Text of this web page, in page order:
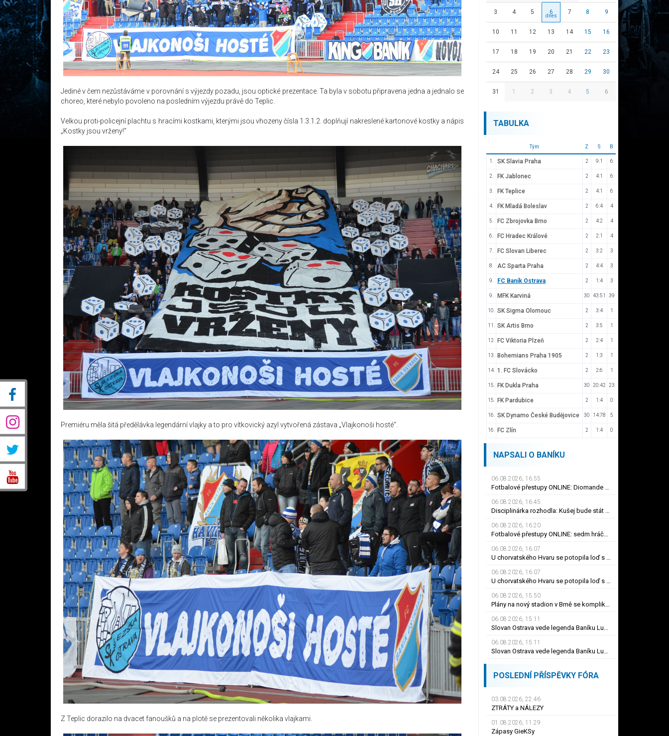
Jediné v čem nezůstáváme v porovnání s výjezdy pozadu, jsou optické prezentace. Ta byla v sobotu připravena jedna a jednalo se
choreo, které nebylo povoleno na posledním výjezdu právě do Teplic.
Velkou proti-policejní plachtu s hracími kostkami, kterými jsou vhozeny čísla 1.3.1.2. doplňují nakreslené kartonové kostky a nápis
„Kostky jsou vrženy!“
Premiéru měla šitá předělávka legendární vlajky a to pro vítkovický azyl vytvořená zástava „Vlajkonoši hosté“.
Z Teplic dorazilo na dvacet fanoušků a na plotě se prezentovali několika vlajkami.
3 4 5 6 7 8 9
10 11 12 13 14 15 16
17 18 19 20 21 22 23
24 25 26 27 28 29 30
31 1 2 3 4 5 6
TABULKA
Tým Z S B
1. SK Slavia Praha 2 9:1 6
2. FK Jablonec 2 4:1 6
3. FK Teplice 2 4:1 6
4. FK Mladá Boleslav 2 6:4 4
5. FC Zbrojovka Brno 2 4:2 4
6. FC Hradec Králové 2 2:1 4
7. FC Slovan Liberec 2 3:2 3
8. AC Sparta Praha 2 4:4 3
9. FC Baník Ostrava 2 1:4 3
9. MFK Karviná 30 43:51 39
10. SK Sigma Olomouc 2 3:4 1
11. SK Artis Brno 2 3:5 1
12. FC Viktoria Plzeň 2 2:4 1
13. Bohemians Praha 1905 2 1:3 1
14. 1. FC Slovácko 2 2:6 1
15. FK Dukla Praha 30 20:42 23
15. FK Pardubice 2 1:4 0
16. SK Dynamo České Budějovice 30 14:78 5
16. FC Zlín 2 1:4 0
NAPSALI O BANÍKU
06.08.2026, 16.55
Fotbalové přestupy ONLINE: Diomande dokončil rekordní přestup do Realu. Jak je to s Nombilem?
06.08.2026, 16.45
Disciplinárka rozhodla: Kušej bude stát dva zápasy, Mosesovi byl prominut zbytek trestu
06.08.2026, 16.20
Fotbalové přestupy ONLINE: sedm hráčů Baníku si hledá angažmá, jak je to s Nombilem?
06.08.2026, 16.07
U chorvatského Hvaru se potopila loď s turisty. Místní přihlíželi a nepomohli
06.08.2026, 16.07
U chorvatského Hvaru se potopila loď s turisty. Místní přihlíželi a nepomohli
06.08.2026, 15.50
Plány na nový stadion v Brně se komplikují. Výška 37 metrů prý narušuje výhled na centrum
06.08.2026, 15.11
Slovan Ostrava vede legenda Baníku Lukeš. Začínáme od znova, ví šéf po odchodech
06.08.2026, 15.11
Slovan Ostrava vede legenda Baníku Lukeš. Začínáme od znova, ví šéf po odchodech
POSLEDNÍ PŘÍSPĚVKY FÓRA
03.08.2026, 22.46
ZTRÁTY a NÁLEZY
01.08.2026, 11.29
Zápasy GieKSy